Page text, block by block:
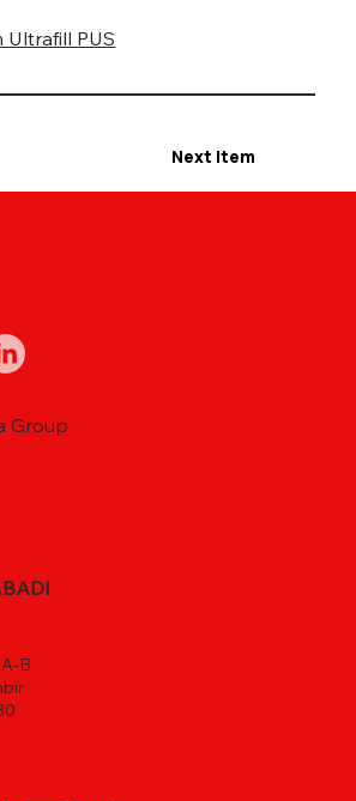
Ultrafill PUS
Next Item
Group
B